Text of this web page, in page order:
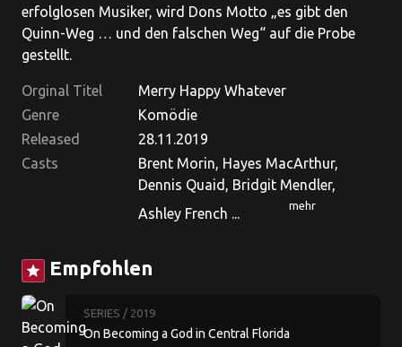
erfolglosen Musiker, wird Dons Motto „es gibt den
Quinn-Weg … und den falschen Weg“ auf die Probe
gestellt.
Orginal Titel
Merry Happy Whatever
Genre
Komödie
Released
28.11.2019
Casts
Brent Morin, Hayes MacArthur,
Dennis Quaid, Bridgit Mendler,
Ashley French ...
mehr
star Empfohlen
SERIES / 2019
On Becoming a God in Central Florida